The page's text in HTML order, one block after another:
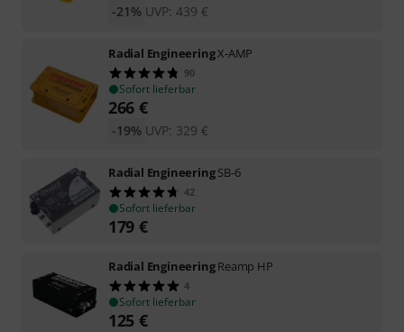
UVP: 439 €
-21%
Radial EngineeringX-AMP
90
Sofort lieferbar
266 €
UVP: 329 €
-19%
Radial EngineeringSB-6
42
Sofort lieferbar
179 €
Radial EngineeringReamp HP
4
Sofort lieferbar
125 €